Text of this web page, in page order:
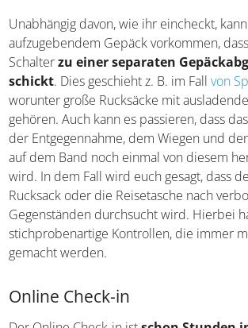
Unabhängig davon, wie ihr eincheckt,
bei aufzugebendem Gepäck vorkommen,
vom Schalterzu einer separaten
schickt. Dies geschieht z. B. im Fall von
worunter große Rucksäcke mit
gehören. Auch kann es passieren, dass
der Entgegennahme, dem Wiegen und
auf dem Band noch einmal von diesem
heruntergenommen wird. In dem Fall wird
dass der Koffer, der Rucksack oder die
verbotenen Gegenständen durchsucht
handelt es sich um stichprobenartige
immer mal wieder gemacht werden.
Online Check-in